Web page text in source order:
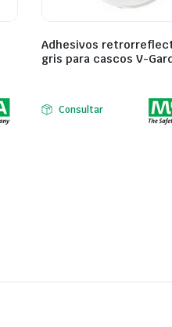
Adhesivos
gris para cascos V-
Consultar